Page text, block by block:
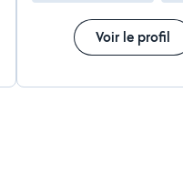
Voir le profil